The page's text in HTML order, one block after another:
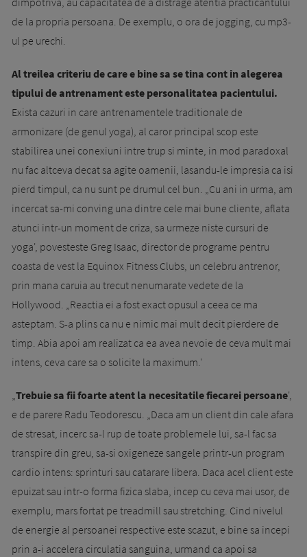
de la propria persoana. De exemplu, o ora de jogging, cu mp3-
ul pe urechi.
Al treilea criteriu de care e bine sa se tina cont in alegerea
tipului de antrenament este personalitatea pacientului.
Exista cazuri in care antrenamentele traditionale de
armonizare (de genul yoga), al caror principal scop este
stabilirea unei conexiuni intre trup si minte, in mod paradoxal
nu fac altceva decat sa agite oamenii, lasandu-le impresia ca isi
pierd timpul, ca nu sunt pe drumul cel bun. „Cu ani in urma, am
incercat sa-mi conving una dintre cele mai bune cliente, aflata
atunci intr-un moment de criza, sa urmeze niste cursuri de
yoga', povesteste Greg Isaac, director de programe pentru
coasta de vest la Equinox Fitness Clubs, un celebru antrenor,
prin mana caruia au trecut nenumarate vedete de la
Hollywood. „Reactia ei a fost exact opusul a ceea ce ma
asteptam. S-a plins ca nu e nimic mai mult decit pierdere de
timp. Abia apoi am realizat ca ea avea nevoie de ceva mult mai
intens, ceva care sa o solicite la maximum.'
„Trebuie sa fii foarte atent la necesitatile fiecarei persoane',
e de parere Radu Teodorescu. „Daca am un client din cale afara
de stresat, incerc sa-l rup de toate problemele lui, sa-l fac sa
transpire din greu, sa-si oxigeneze sangele printr-un program
cardio intens: sprinturi sau catarare libera. Daca acel client este
epuizat sau intr-o forma fizica slaba, incep cu ceva mai usor, de
exemplu, mars fortat pe treadmill sau stret­ching. Cind nivelul
de energie al persoanei respective este scazut, e bine sa incepi
prin a-i accelera circulatia sanguina, urmand ca apoi sa